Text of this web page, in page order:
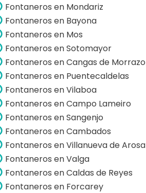
Fontaneros en Mondariz
Fontaneros en Bayona
Fontaneros en Mos
Fontaneros en Sotomayor
Fontaneros en Cangas de Morrazo
Fontaneros en Puentecaldelas
Fontaneros en Vilaboa
Fontaneros en Campo Lameiro
Fontaneros en Sangenjo
Fontaneros en Cambados
Fontaneros en Villanueva de Arosa
Fontaneros en Valga
Fontaneros en Caldas de Reyes
Fontaneros en Forcarey